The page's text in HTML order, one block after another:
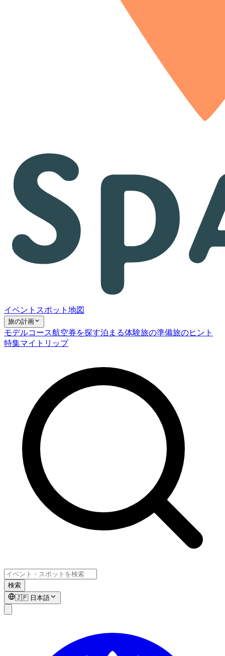
イベント スポット 地図
旅の計画
モデルコース航空券を探す泊まる体験旅の準備旅のヒント
特集マイトリップ
検索
🇯🇵 日本語